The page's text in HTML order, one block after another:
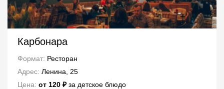
Карбонара
Формат: Ресторан
Адрес: Ленина, 25
Цена: от 120 ₽за детское блюдо